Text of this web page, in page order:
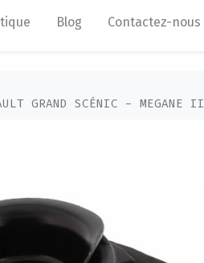
Blog Contactez-nous
GRAND SCÉNIC - MEGANE II